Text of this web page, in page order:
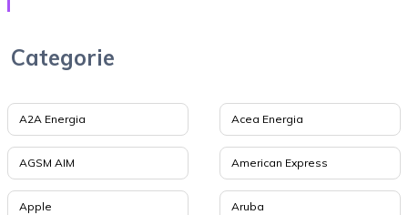
Categorie
A2A Energia Acea Energia
AGSM AIM American Express
Apple Aruba